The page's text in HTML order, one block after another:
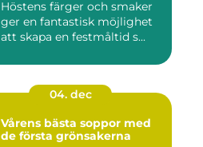
Höstens färger och smaker
ger en fantastisk möjlighet
att skapa en festmåltid s...
04. dec
Vårens bästa soppor med
de första grönsakerna